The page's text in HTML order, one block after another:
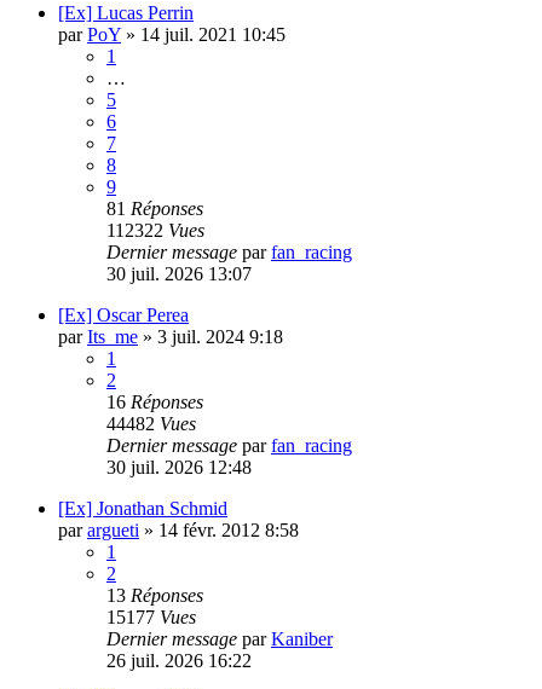
[Ex] Lucas Perrin
parPoY » 14 juil. 2021 10:45
1
…
5
6
7
8
9
81 Réponses
112322 Vues
Dernier message parfan_racing
30 juil. 2026 13:07
[Ex] Oscar Perea
parIts_me » 3 juil. 2024 9:18
1
2
16 Réponses
44482 Vues
Dernier message parfan_racing
30 juil. 2026 12:48
[Ex] Jonathan Schmid
parargueti » 14 févr. 2012 8:58
1
2
13 Réponses
15177 Vues
Dernier message parKaniber
26 juil. 2026 16:22